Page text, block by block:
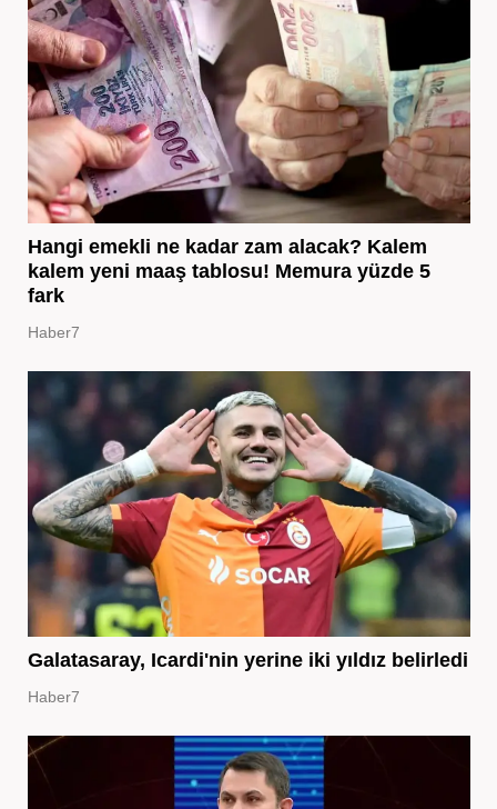
Hangi emekli ne kadar zam alacak? Kalem
kalem yeni maaş tablosu! Memura yüzde 5
fark
Haber7
Galatasaray, Icardi'nin yerine iki yıldız belirledi
Haber7